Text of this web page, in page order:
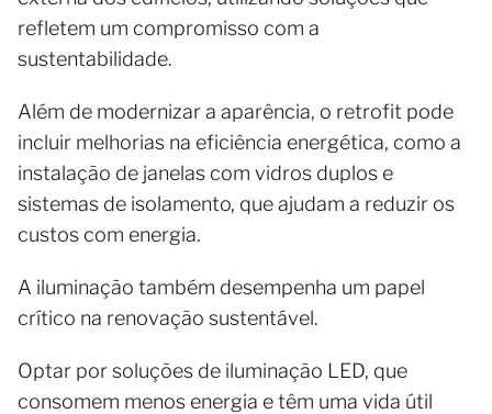
refletem um compromisso com a
sustentabilidade.
Além de modernizar a aparência, o retrofit pode
incluir melhorias na eficiência energética, como a
instalação de janelas com vidros duplos e
sistemas de isolamento, que ajudam a reduzir os
custos com energia.
A iluminação também desempenha um papel
crítico na renovação sustentável.
Optar por soluções de iluminação LED, que
consomem menos energia e têm uma vida útil